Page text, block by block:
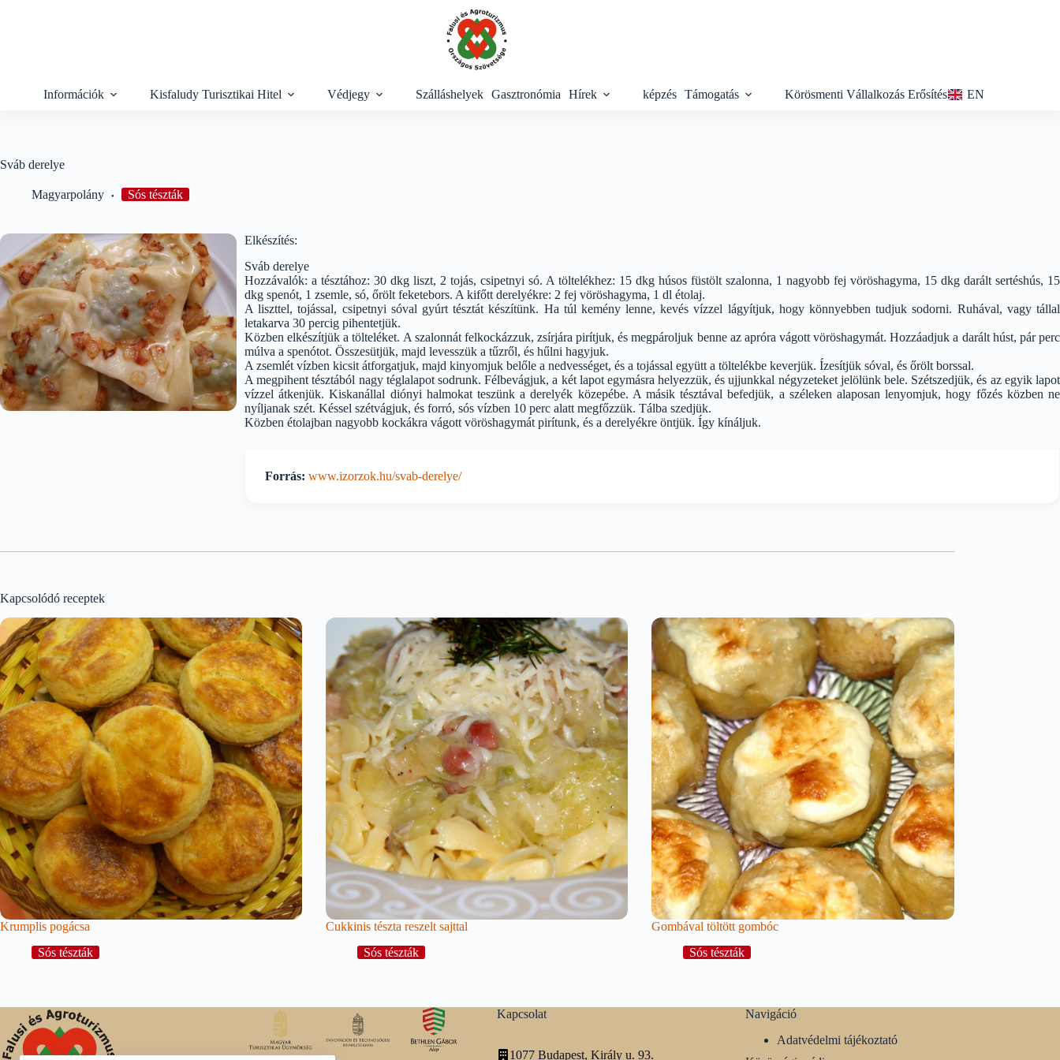
Információk Kisfaludy Turisztikai Hitel Védjegy Szálláshelyek Gasztronómia Hírek képzés Támogatás Körösmenti Vállalkozás Erősítés EN
Sváb derelye
Magyarpolány Sós tészták
Elkészítés:
Sváb derelye
Hozzávalók: a tésztához: 30 dkg liszt, 2 tojás, csipetnyi só. A töltelékhez: 15 dkg húsos füstölt szalonna, 1 nagyobb fej vöröshagyma, 15 dkg darált sertéshús, 15
dkg spenót, 1 zsemle, só, őrölt feketebors. A kifőtt derelyékre: 2 fej vöröshagyma, 1 dl étolaj.
A liszttel, tojással, csipetnyi sóval gyúrt tésztát készítünk. Ha túl kemény lenne, kevés vízzel lágyítjuk, hogy könnyebben tudjuk sodorni. Ruhával, vagy tállal
letakarva 30 percig pihentetjük.
Közben elkészítjük a tölteléket. A szalonnát felkockázzuk, zsírjára pirítjuk, és megpároljuk benne az apróra vágott vöröshagymát. Hozzáadjuk a darált húst, pár perc
múlva a spenótot. Összesütjük, majd levesszük a tűzről, és hűlni hagyjuk.
A zsemlét vízben kicsit átforgatjuk, majd kinyomjuk belőle a nedvességet, és a tojással együtt a töltelékbe keverjük. Ízesítjük sóval, és őrölt borssal.
A megpihent tésztából nagy téglalapot sodrunk. Félbevágjuk, a két lapot egymásra helyezzük, és ujjunkkal négyzeteket jelölünk bele. Szétszedjük, és az egyik lapot
vízzel átkenjük. Kiskanállal diónyi halmokat teszünk a derelyék közepébe. A másik tésztával befedjük, a széleken alaposan lenyomjuk, hogy főzés közben ne
nyíljanak szét. Késsel szétvágjuk, és forró, sós vízben 10 perc alatt megfőzzük. Tálba szedjük.
Közben étolajban nagyobb kockákra vágott vöröshagymát pirítunk, és a derelyékre öntjük. Így kínáljuk.
Forrás: www.izorzok.hu/svab-derelye/
Kapcsolódó receptek
Krumplis pogácsa
Sós tészták
Cukkinis tészta reszelt sajttal
Sós tészták
Gombával töltött gombóc
Sós tészták
Kapcsolat
1077 Budapest, Király u. 93.
Navigáció
Adatvédelmi tájékoztató